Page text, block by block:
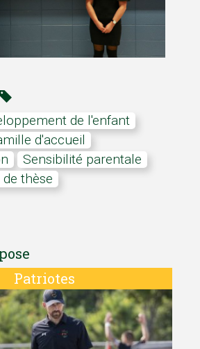
de l'enfant
d'accueil
Sensibilité parentale
de thèse
Patriotes